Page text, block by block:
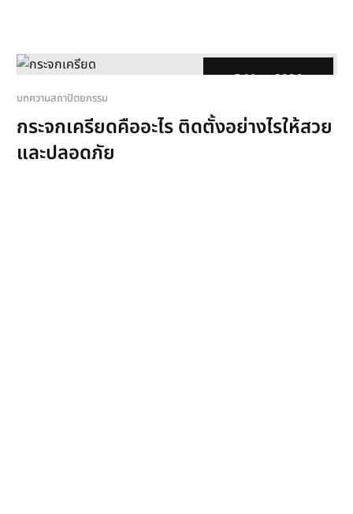
5 May, 2026
บทความสถาปัตยกรรม
กระจกเครียดคืออะไร ติดตั้งอย่างไรให้สวย
และปลอดภัย